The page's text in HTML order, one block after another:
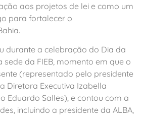
aos projetos de lei e como um
para fortalecer o
durante a celebração do Dia da
sede da FIEB, momento em que o
(representado pelo presidente
Diretora Executiva Izabella
Eduardo Salles), e contou com a
incluindo a presidente da ALBA,